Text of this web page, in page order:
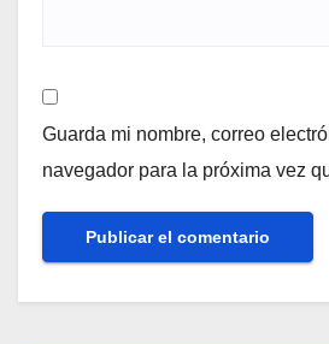
Guarda mi nombre, correo
navegador para la próxima vez